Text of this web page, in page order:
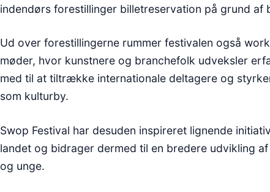
indendørs forestillinger billetreservation på grund af
Ud over forestillingerne rummer festivalen også
møder, hvor kunstnere og branchefolk udveksler
med til at tiltrække internationale deltagere og
som kulturby.
Swop Festival har desuden inspireret lignende
landet og bidrager dermed til en bredere udvikling
og unge.